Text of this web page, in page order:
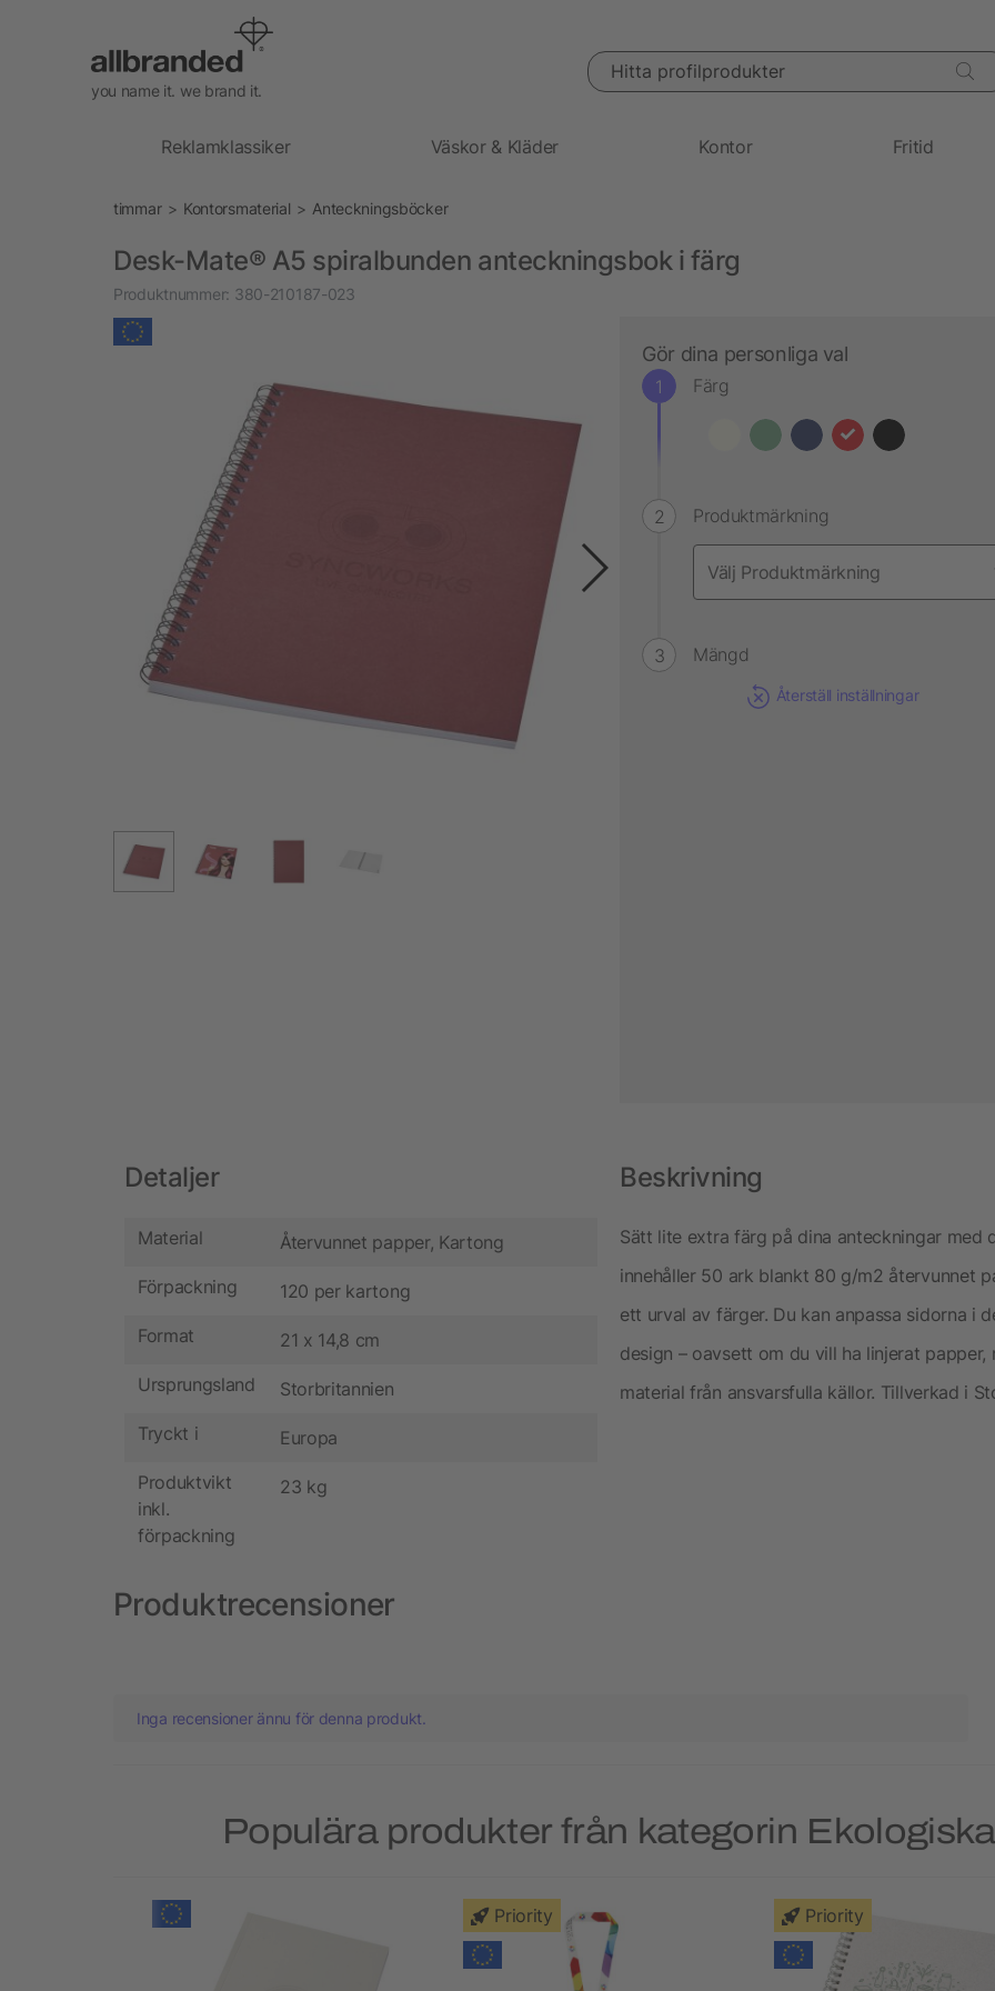
you name it. we brand it.
Hitta profilprodukter
Reklamklassiker Väskor & Kläder Kontor Fritid
timmar Kontorsmaterial Anteckningsböcker
Desk-Mate® A5 spiralbunden anteckningsbok i färg
Produktnummer: 380-210187-023
Gör dina personliga val
Färg
Produktmärkning
Mängd
Återställ inställningar
Detaljer
Material Återvunnet papper, Kartong
Förpackning 120 per kartong
Format 21 x 14,8 cm
Ursprungsland Storbritannien
Tryckt i Europa
Produktvikt
inkl.
förpackning
23 kg
Beskrivning
Sätt lite extra färg på dina anteckningar med
innehåller 50 ark blankt 80 g/m2 återvunnet
ett urval av färger. Du kan anpassa sidorna i
design – oavsett om du vill ha linjerat
material från ansvarsfulla källor. Tillverkad i
Produktrecensioner
Inga recensioner ännu för denna produkt.
Populära produkter från kategorin
Priority Priority